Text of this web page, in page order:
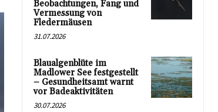
Beobachtungen, Fang und
Vermessung von
Fledermäusen
31.07.2026
Blaualgenblüte im
Madlower See festgestellt
– Gesundheitsamt warnt
vor Badeaktivitäten
30.07.2026